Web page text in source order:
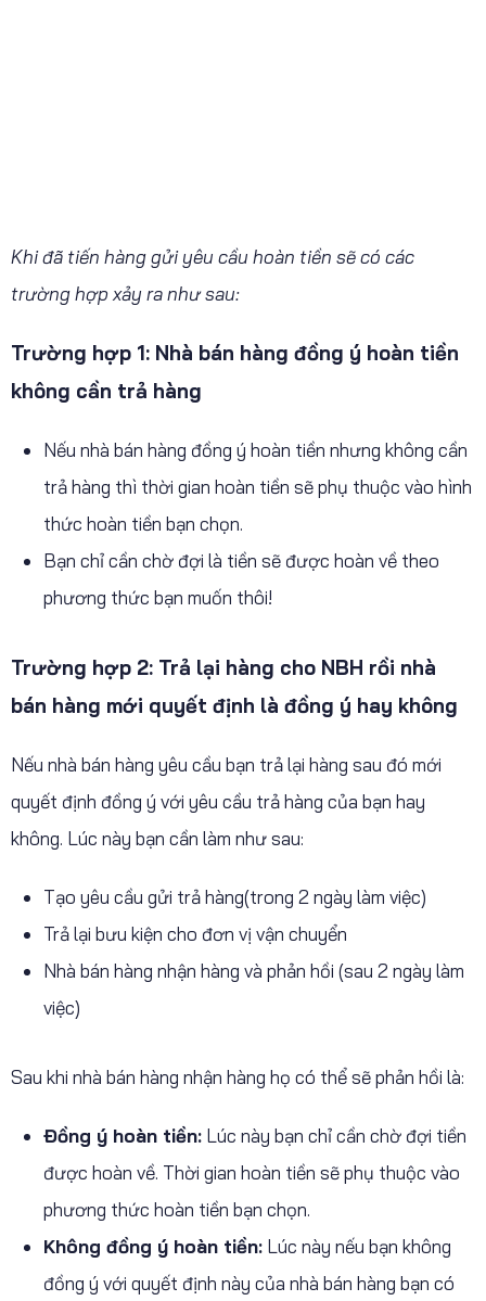
Khi đã tiến hàng gửi yêu cầu hoàn tiền sẽ có các
trường hợp xảy ra như sau:
Trường hợp 1: Nhà bán hàng đồng ý hoàn tiền
không cần trả hàng
Nếu nhà bán hàng đồng ý hoàn tiền nhưng không cần
trả hàng thì thời gian hoàn tiền sẽ phụ thuộc vào hình
thức hoàn tiền bạn chọn.
Bạn chỉ cần chờ đợi là tiền sẽ được hoàn về theo
phương thức bạn muốn thôi!
Trường hợp 2: Trả lại hàng cho NBH rồi nhà
bán hàng mới quyết định là đồng ý hay không
Nếu nhà bán hàng yêu cầu bạn trả lại hàng sau đó mới
quyết định đồng ý với yêu cầu trả hàng của bạn hay
không. Lúc này bạn cần làm như sau:
Tạo yêu cầu gửi trả hàng(trong 2 ngày làm việc)
Trả lại bưu kiện cho đơn vị vận chuyển
Nhà bán hàng nhận hàng và phản hồi (sau 2 ngày làm
việc)
Sau khi nhà bán hàng nhận hàng họ có thể sẽ phản hồi là:
Đồng ý hoàn tiền: Lúc này bạn chỉ cần chờ đợi tiền
được hoàn về. Thời gian hoàn tiền sẽ phụ thuộc vào
phương thức hoàn tiền bạn chọn.
Không đồng ý hoàn tiền: Lúc này nếu bạn không
đồng ý với quyết định này của nhà bán hàng bạn có